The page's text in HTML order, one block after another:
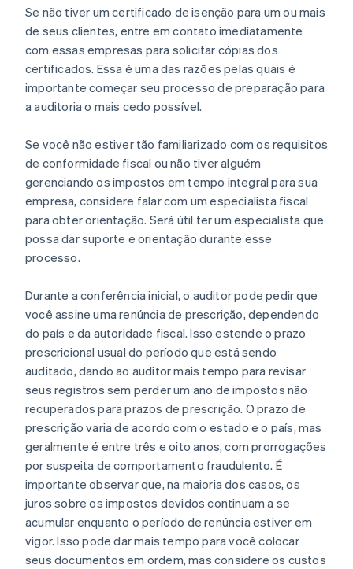
Se não tiver um certificado de isenção para um ou mais
de seus clientes, entre em contato imediatamente
com essas empresas para solicitar cópias dos
certificados. Essa é uma das razões pelas quais é
importante começar seu processo de preparação para
a auditoria o mais cedo possível.
Se você não estiver tão familiarizado com os requisitos
de conformidade fiscal ou não tiver alguém
gerenciando os impostos em tempo integral para sua
empresa, considere falar com um especialista fiscal
para obter orientação. Será útil ter um especialista que
possa dar suporte e orientação durante esse
processo.
Durante a conferência inicial, o auditor pode pedir que
você assine uma renúncia de prescrição, dependendo
do país e da autoridade fiscal. Isso estende o prazo
prescricional usual do período que está sendo
auditado, dando ao auditor mais tempo para revisar
seus registros sem perder um ano de impostos não
recuperados para prazos de prescrição. O prazo de
prescrição varia de acordo com o estado e o país, mas
geralmente é entre três e oito anos, com prorrogações
por suspeita de comportamento fraudulento. É
importante observar que, na maioria dos casos, os
juros sobre os impostos devidos continuam a se
acumular enquanto o período de renúncia estiver em
vigor. Isso pode dar mais tempo para você colocar
seus documentos em ordem, mas considere os custos